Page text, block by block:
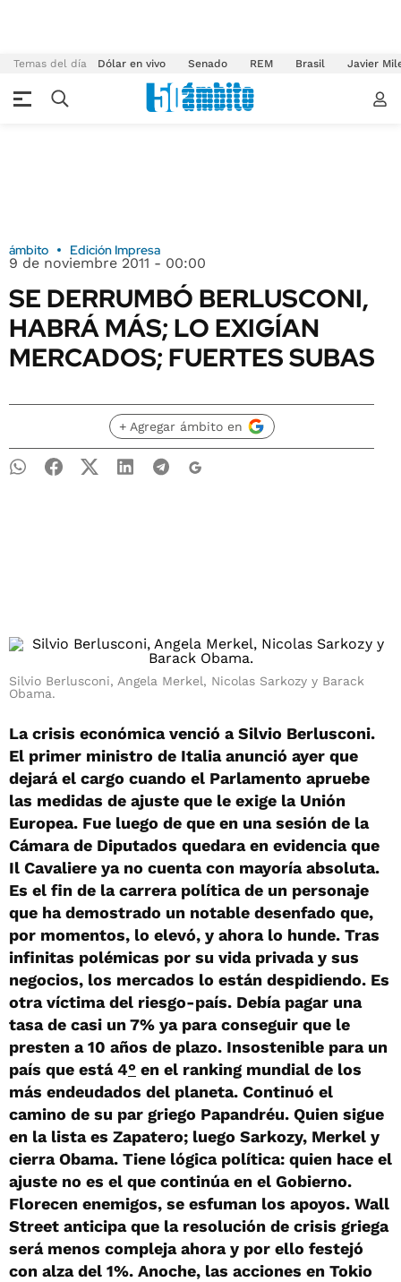
Temas del día Dólar en vivo Senado REM Brasil Javier
ámbito Edición Impresa
9 de noviembre 2011 - 00:00
SE DERRUMBÓ BERLUSCONI,
HABRÁ MÁS; LO EXIGÍAN
MERCADOS; FUERTES SUBAS
+ Agregar ámbito en
Silvio Berlusconi, Angela Merkel, Nicolas Sarkozy y Barack
Obama.
La crisis económica venció a Silvio Berlusconi.
El primer ministro de Italia anunció ayer que
dejará el cargo cuando el Parlamento apruebe
las medidas de ajuste que le exige la Unión
Europea. Fue luego de que en una sesión de la
Cámara de Diputados quedara en evidencia que
Il Cavaliere ya no cuenta con mayoría absoluta.
Es el fin de la carrera política de un personaje
que ha demostrado un notable desenfado que,
por momentos, lo elevó, y ahora lo hunde. Tras
infinitas polémicas por su vida privada y sus
negocios, los mercados lo están despidiendo. Es
otra víctima del riesgo-país. Debía pagar una
tasa de casi un 7% ya para conseguir que le
presten a 10 años de plazo. Insostenible para un
país que está 4° en el ranking mundial de los
más endeudados del planeta. Continuó el
camino de su par griego Papandréu. Quien sigue
en la lista es Zapatero; luego Sarkozy, Merkel y
cierra Obama. Tiene lógica política: quien hace el
ajuste no es el que continúa en el Gobierno.
Florecen enemigos, se esfuman los apoyos. Wall
Street anticipa que la resolución de crisis griega
será menos compleja ahora y por ello festejó
con alza del 1%. Anoche, las acciones en Tokio